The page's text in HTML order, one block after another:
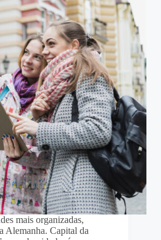
mais organizadas,
Alemanha. Capital da